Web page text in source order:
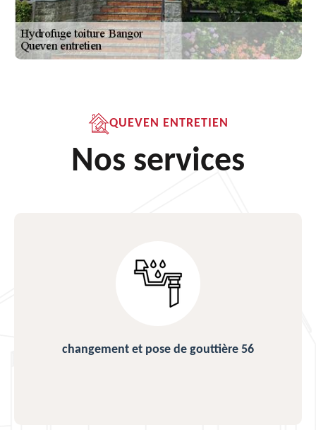
QUEVEN ENTRETIEN
Nos services
changement et pose de gouttière 56